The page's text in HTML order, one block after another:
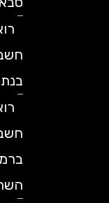
רואה
חשבון
בנתניה
רואה
חשבון
ברמת
השרון